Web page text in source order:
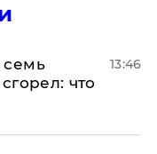
семь
что
13:46